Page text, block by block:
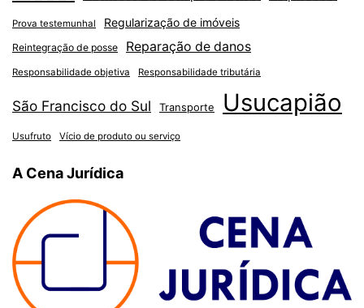
Prova testemunhal Regularização de imóveis
Reintegração de posse Reparação de danos
Responsabilidade objetiva Responsabilidade tributária
São Francisco do Sul Transporte Usucapião
Usufruto Vício de produto ou serviço
A Cena Jurídica